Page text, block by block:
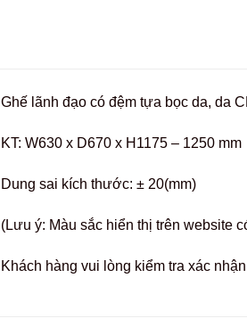
Ghế lãnh đạo có đệm tựa bọc da, da
KT: W630 x D670 x H1175 – 1250 mm
Dung sai kích thước: ± 20(mm)
(Lưu ý: Màu sắc hiển thị trên website
Khách hàng vui lòng kiểm tra xác